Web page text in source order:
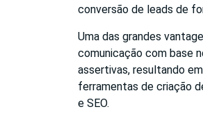
conversão de leads de
Uma das grandes
comunicação com base
assertivas, resultando
ferramentas de criação
e SEO.